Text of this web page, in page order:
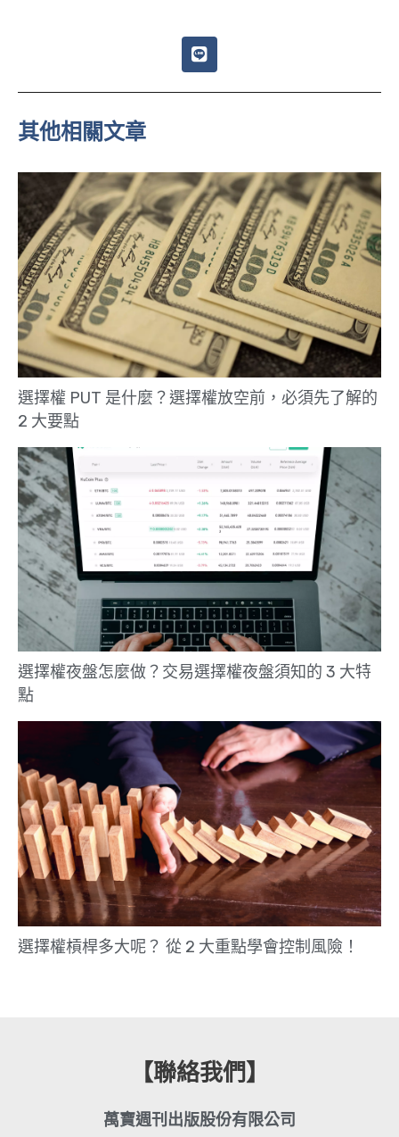
L
i
e
其他相關文章
選擇權 PUT 是什麼？選擇權放空前，必須先了解的
2 大要點
選擇權夜盤怎麼做？交易選擇權夜盤須知的 3 大特
點
選擇權槓桿多大呢？ 從 2 大重點學會控制風險！
【聯絡我們】
萬寶週刊出版股份有限公司